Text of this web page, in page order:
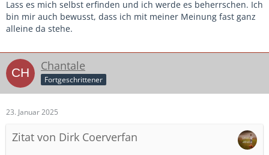
Lass es mich selbst erfinden und ich werde es beherrschen. Ich
bin mir auch bewusst, dass ich mit meiner Meinung fast ganz
alleine da stehe.
Chantale
Fortgeschrittener
23. Januar 2025
Zitat von Dirk Coerverfan